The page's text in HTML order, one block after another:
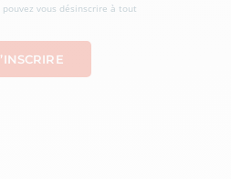
vous désinscrire à tout